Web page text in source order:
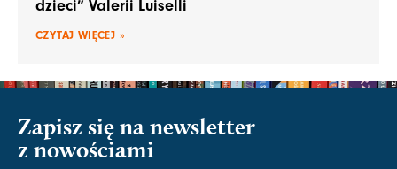
dzieci” Valerii Luiselli
CZYTAJ WIĘCEJ »
Zapisz się na newsletter
z nowościami